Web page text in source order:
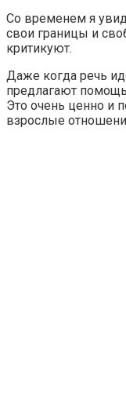
Со временем я
свои границы и
критикуют.
Даже когда речь
предлагают
Это очень ценно и
взрослые